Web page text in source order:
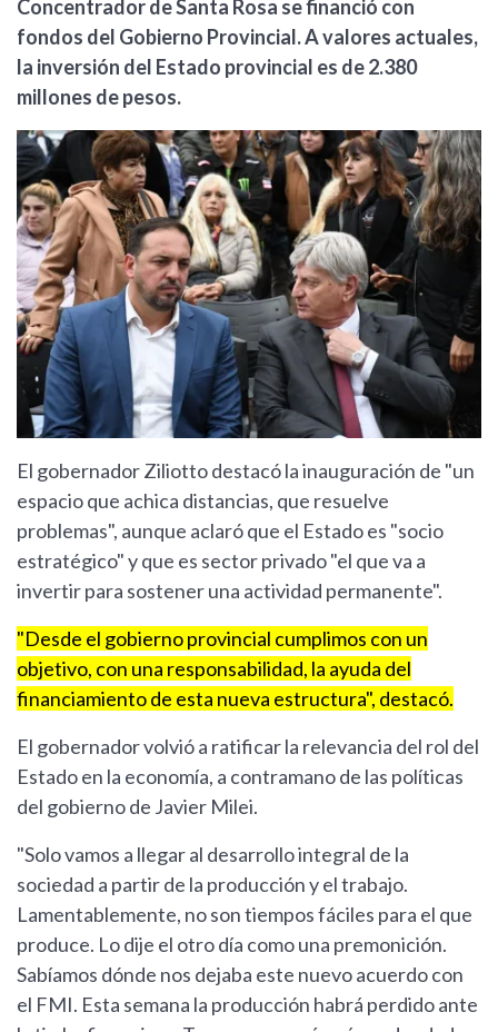
Concentrador de Santa Rosa se financió con
fondos del Gobierno Provincial. A valores actuales,
la inversión del Estado provincial es de 2.380
millones de pesos.
El gobernador Ziliotto destacó la inauguración de "un
espacio que achica distancias, que resuelve
problemas", aunque aclaró que el Estado es "socio
estratégico" y que es sector privado "el que va a
invertir para sostener una actividad permanente".
"Desde el gobierno provincial cumplimos con un
objetivo, con una responsabilidad, la ayuda del
financiamiento de esta nueva estructura", destacó.
El gobernador volvió a ratificar la relevancia del rol del
Estado en la economía, a contramano de las políticas
del gobierno de Javier Milei.
"Solo vamos a llegar al desarrollo integral de la
sociedad a partir de la producción y el trabajo.
Lamentablemente, no son tiempos fáciles para el que
produce. Lo dije el otro día como una premonición.
Sabíamos dónde nos dejaba este nuevo acuerdo con
el FMI. Esta semana la producción habrá perdido ante